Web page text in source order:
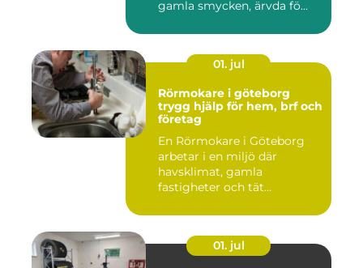
gamla smycken, ärvda fö...
01. jul
Rörmokare i göteborg
trygg hjälp för hem, brf och
företag
En Rörmokare i Göteborg
arbetar i en miljö där
havsklimat, gamla
fastigheter och tät
01. jul